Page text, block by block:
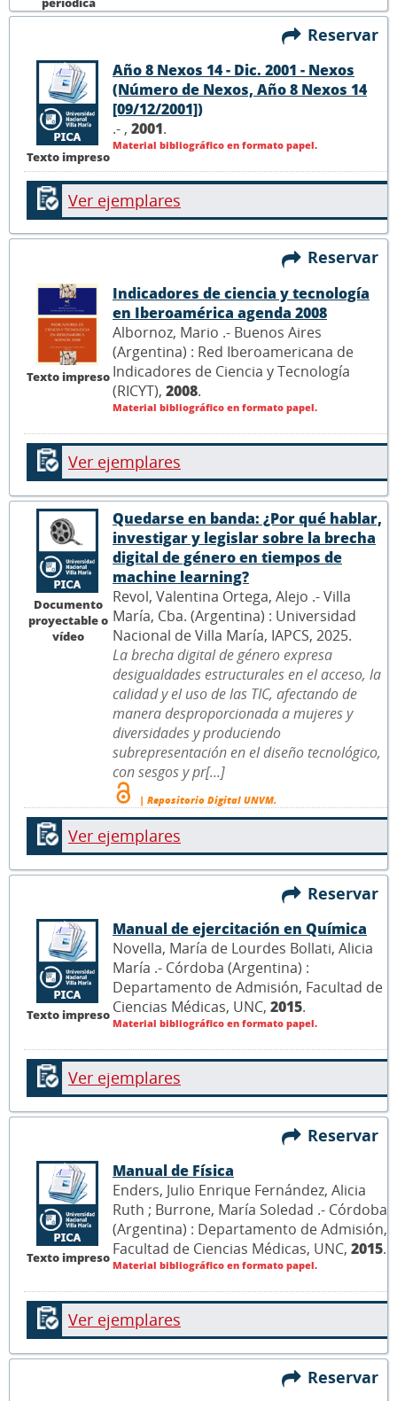
Reservar
Texto impreso
Año 8 Nexos 14 - Dic. 2001 - Nexos
(Número de Nexos, Año 8 Nexos 14
[09/12/2001])
.- , 2001.
Material bibliográfico en formato papel.
Ver ejemplares
Reservar
Texto impreso
Indicadores de ciencia y tecnología
en Iberoamérica agenda 2008
Albornoz, Mario .- Buenos Aires
(Argentina) : Red Iberoamericana de
Indicadores de Ciencia y Tecnología
(RICYT), 2008.
Material bibliográfico en formato papel.
Ver ejemplares
Documento
proyectable o
vídeo
Quedarse en banda: ¿Por qué hablar,
investigar y legislar sobre la brecha
digital de género en tiempos de
machine learning?
Revol, Valentina Ortega, Alejo .- Villa
María, Cba. (Argentina) : Universidad
Nacional de Villa María, IAPCS, 2025.
La brecha digital de género expresa
desigualdades estructurales en el acceso, la
calidad y el uso de las TIC, afectando de
manera desproporcionada a mujeres y
diversidades y produciendo
subrepresentación en el diseño tecnológico,
con sesgos y pr[...]
| Repositorio Digital UNVM.
Ver ejemplares
Reservar
Texto impreso
Manual de ejercitación en Química
Novella, María de Lourdes Bollati, Alicia
María .- Córdoba (Argentina) :
Departamento de Admisión, Facultad de
Ciencias Médicas, UNC, 2015.
Material bibliográfico en formato papel.
Ver ejemplares
Reservar
Texto impreso
Manual de Física
Enders, Julio Enrique Fernández, Alicia
Ruth ; Burrone, María Soledad .- Córdoba
(Argentina) : Departamento de Admisión,
Facultad de Ciencias Médicas, UNC, 2015.
Material bibliográfico en formato papel.
Ver ejemplares
Reservar